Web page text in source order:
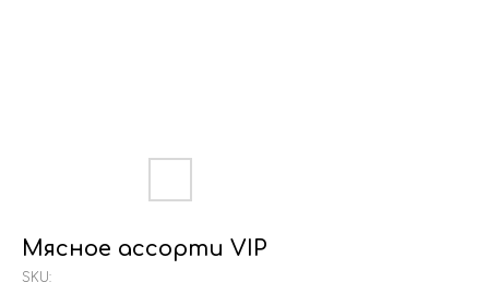
Мясное ассорти VIP
SKU: